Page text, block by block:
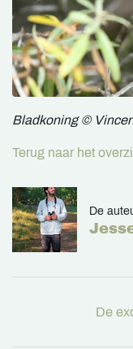
Bladkoning ©
Terug naar het
De
De